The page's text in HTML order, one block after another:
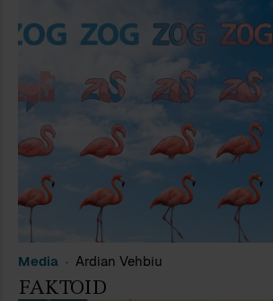
Media Ardian Vehbiu
FAKTOID